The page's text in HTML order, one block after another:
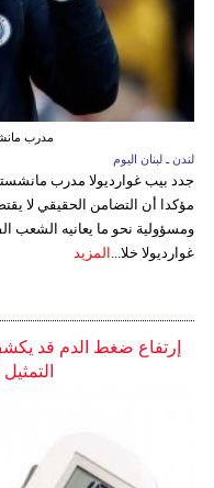
مدرب
لندن ـ لبنان اليوم
جدد بيب غوارديولا مدرب
مؤكدا أن التضامن الحقيقي لا
ومسؤولية نحو ما يعانيه الشعب
غوارديولا خلا... المزيد
إرتفاع ضغط الدم قد